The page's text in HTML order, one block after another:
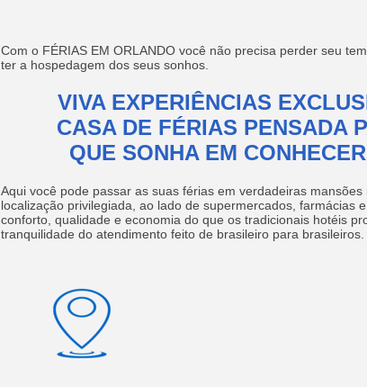
Com o FÉRIAS EM ORLANDO você não precisa perder seu
ter a hospedagem dos seus sonhos.
VIVA EXPERIÊNCIAS
CASA DE FÉRIAS PENSADA
QUE SONHA EM
Aqui você pode passar as suas férias em verdadeiras
localização privilegiada, ao lado de supermercados, farmácias
conforto, qualidade e economia do que os tradicionais hotéis
tranquilidade do atendimento feito de brasileiro para brasileiros.